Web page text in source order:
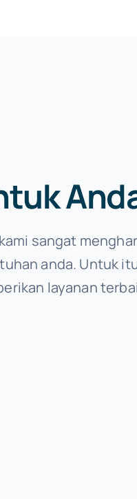
sangat
anda. Untuk
layanan